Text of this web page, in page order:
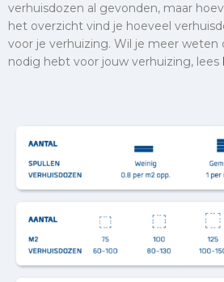
verhuisdozen al gevonden, maar
het overzicht vind je hoeveel
voor je verhuizing. Wil je meer weten
nodig hebt voor jouw verhuizing, lees